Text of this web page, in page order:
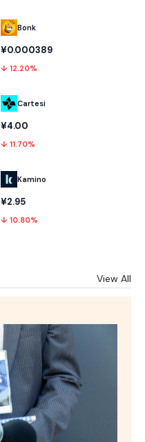
Bonk
¥0.000389
↓ 12.20%
Cartesi
¥4.00
↓ 11.70%
Kamino
¥2.95
↓ 10.80%
View All